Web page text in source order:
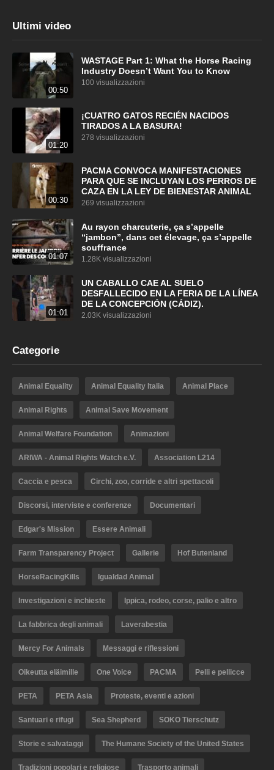
Ultimi video
00:50
WASTAGE Part 1: What the Horse Racing
Industry Doesn’t Want You to Know
100 visualizzazioni
01:20
¡CUATRO GATOS RECIÉN NACIDOS
TIRADOS A LA BASURA!
278 visualizzazioni
00:30
PACMA CONVOCA MANIFESTACIONES
PARA QUE SE INCLUYAN LOS PERROS DE
CAZA EN LA LEY DE BIENESTAR ANIMAL
269 visualizzazioni
01:07
Au rayon charcuterie, ça s’appelle
“jambon”, dans cet élevage, ça s’appelle
souffrance
1.28K visualizzazioni
01:01
UN CABALLO CAE AL SUELO
DESFALLECIDO EN LA FERIA DE LA LÍNEA
DE LA CONCEPCIÓN (CÁDIZ).
2.03K visualizzazioni
Categorie
Animal Equality Animal Equality Italia Animal Place
Animal Rights Animal Save Movement
Animal Welfare Foundation Animazioni
ARIWA - Animal Rights Watch e.V. Association L214
Caccia e pesca Circhi, zoo, corride e altri spettacoli
Discorsi, interviste e conferenze Documentari
Edgar's Mission Essere Animali
Farm Transparency Project Gallerie Hof Butenland
HorseRacingKills Igualdad Animal
Investigazioni e inchieste Ippica, rodeo, corse, palio e altro
La fabbrica degli animali Laverabestia
Mercy For Animals Messaggi e riflessioni
Oikeutta eläimille One Voice PACMA Pelli e pellicce
PETA PETA Asia Proteste, eventi e azioni
Santuari e rifugi Sea Shepherd SOKO Tierschutz
Storie e salvataggi The Humane Society of the United States
Tradizioni popolari e religiose Trasporto animali